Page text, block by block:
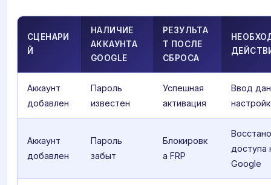
СЦЕНАРИ
Й
НАЛИЧИЕ
АККАУНТА
GOOGLE
РЕЗУЛЬТА
Т ПОСЛЕ
СБРОСА
Аккаунт
добавлен
Пароль
известен
Успешная
активация
Ввод
Аккаунт
добавлен
Пароль
забыт
Блокировк
а FRP
доступа
Google